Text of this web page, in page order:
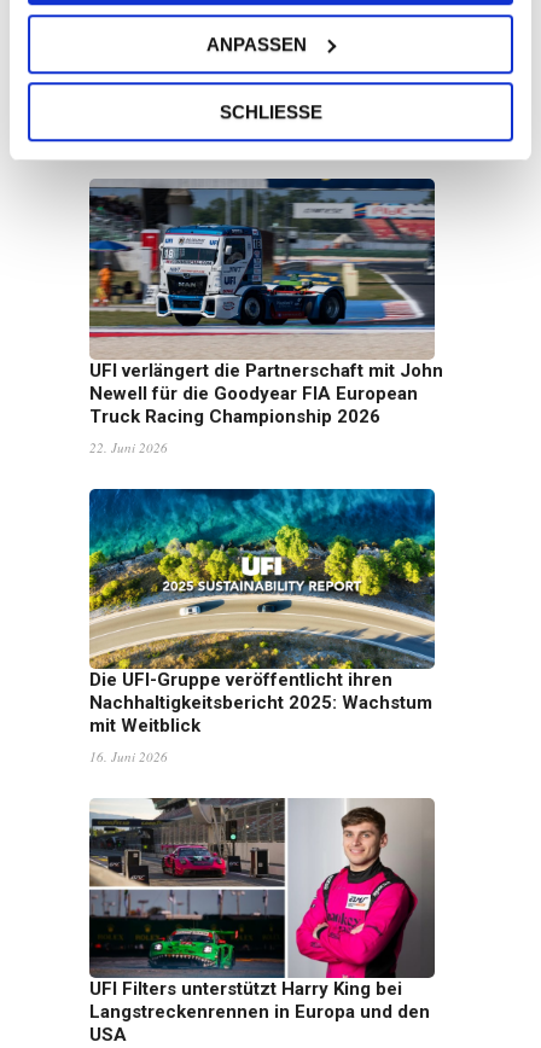
ANPASSEN
SCHLIESSE
UFI Group wird bei GROUPAUTO
International (GAI) gelistet
7. Juli 2026
UFI verlängert die Partnerschaft mit John
Newell für die Goodyear FIA European
Truck Racing Championship 2026
22. Juni 2026
Die UFI-Gruppe veröffentlicht ihren
Nachhaltigkeitsbericht 2025: Wachstum
mit Weitblick
16. Juni 2026
UFI Filters unterstützt Harry King bei
Langstreckenrennen in Europa und den
USA